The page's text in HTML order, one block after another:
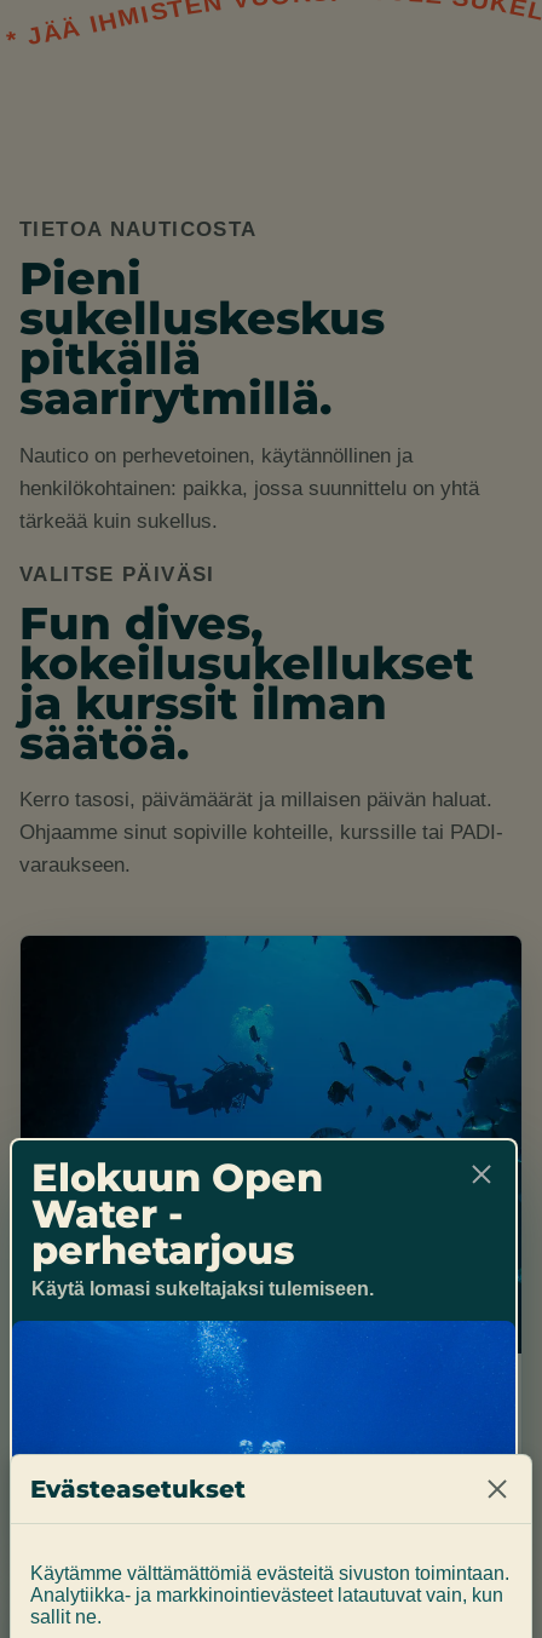
* JÄÄ IHMISTEN VUOKSI *
TIETOA NAUTICOSTA
Pieni
sukelluskeskus
pitkällä
saarirytmillä.
Nautico on perhevetoinen, käytännöllinen ja
henkilökohtainen: paikka, jossa suunnittelu on yhtä
tärkeää kuin sukellus.
VALITSE PÄIVÄSI
Fun dives,
kokeilusukellukset
ja kurssit ilman
säätöä.
Kerro tasosi, päivämäärät ja millaisen päivän haluat.
Ohjaamme sinut sopiville kohteille, kurssille tai PADI-
varaukseen.
Sertifioidut sukeltajat
Riuttoja, hylkyjä, vulkaanisia muodostelmia ja
Elokuun Open
Water -
perhetarjous
Käytä lomasi sukeltajaksi tulemiseen.
Evästeasetukset
Käytämme välttämättömiä evästeitä sivuston toimintaan.
Analytiikka- ja markkinointievästeet latautuvat vain, kun
sallit ne.